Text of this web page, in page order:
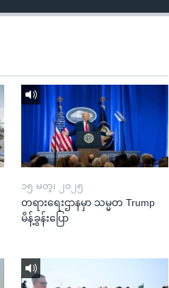
၁၅ မတ္၊ ၂၀၂၅
တရားရေးဌာနမှာ သမ္မတ Trump
မိန့်ခွန်းပြော